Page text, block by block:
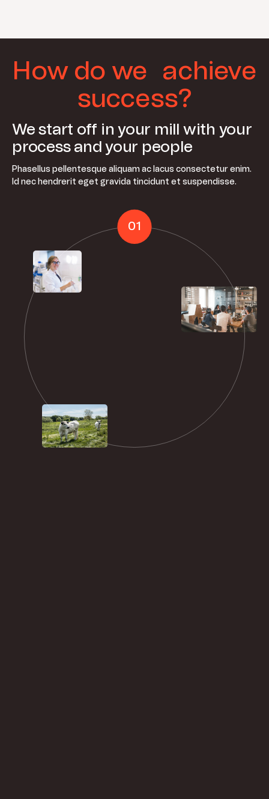
How do we achieve
success?
We start off in your mill with your
process and your people
Phasellus pellentesque aliquam ac lacus consectetur enim.
Id nec hendrerit eget gravida tincidunt et suspendisse.
01